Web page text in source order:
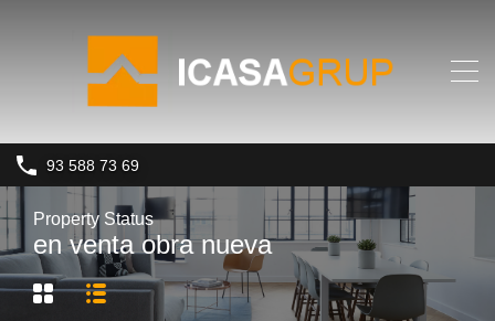
93 588 73 69
Property Status
en venta obra nueva